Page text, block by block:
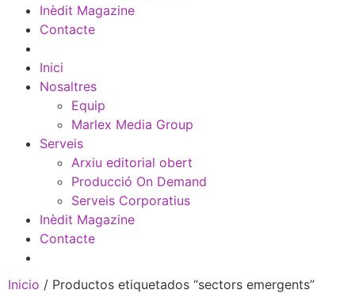
Inèdit Magazine
Contacte
Inici
Nosaltres
Equip
Marlex Media Group
Serveis
Arxiu editorial obert
Producció On Demand
Serveis Corporatius
Inèdit Magazine
Contacte
Inicio / Productos etiquetados “sectors emergents”